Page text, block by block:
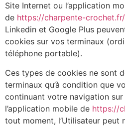
Site Internet ou l’application
de https://charpente-crochet.fr/
Linkedin et Google Plus
cookies sur vos terminaux
téléphone portable).
Ces types de cookies ne sont
terminaux qu’à condition que
continuant votre navigation
l’application mobile de https://
tout moment, l’Utilisateur peut